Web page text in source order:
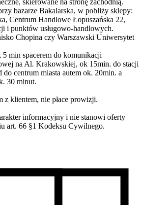
bazarze Bakalarska, w pobliży sklepy:
Centrum Handlowe Łopuszańska 22,
i punktów usługowo-handlowych.
Chopina czy Warszawski Uniwersytet
min spacerem do komunikacji
na Al. Krakowskiej, ok 15min. do stacji
do centrum miasta autem ok. 20min. a
30 minut.
z klientem, nie płace prowizji.
informacyjny i nie stanowi oferty
art. 66 §1 Kodeksu Cywilnego.